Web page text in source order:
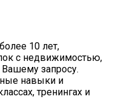
10 лет,
с недвижимостью,
запросу.
навыки и
тренингах и